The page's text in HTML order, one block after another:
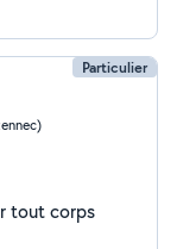
Particulier
tout corps